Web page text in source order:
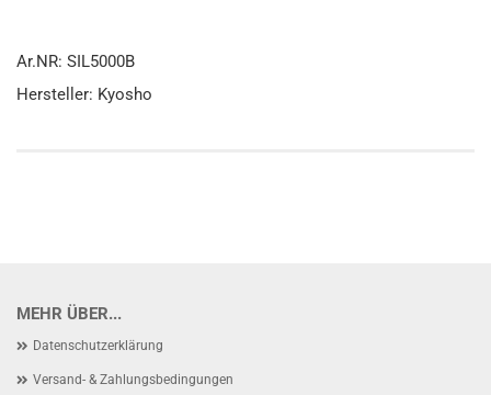
Ar.NR: SIL5000B
Hersteller: Kyosho
MEHR ÜBER...
Datenschutzerklärung
Versand- & Zahlungsbedingungen